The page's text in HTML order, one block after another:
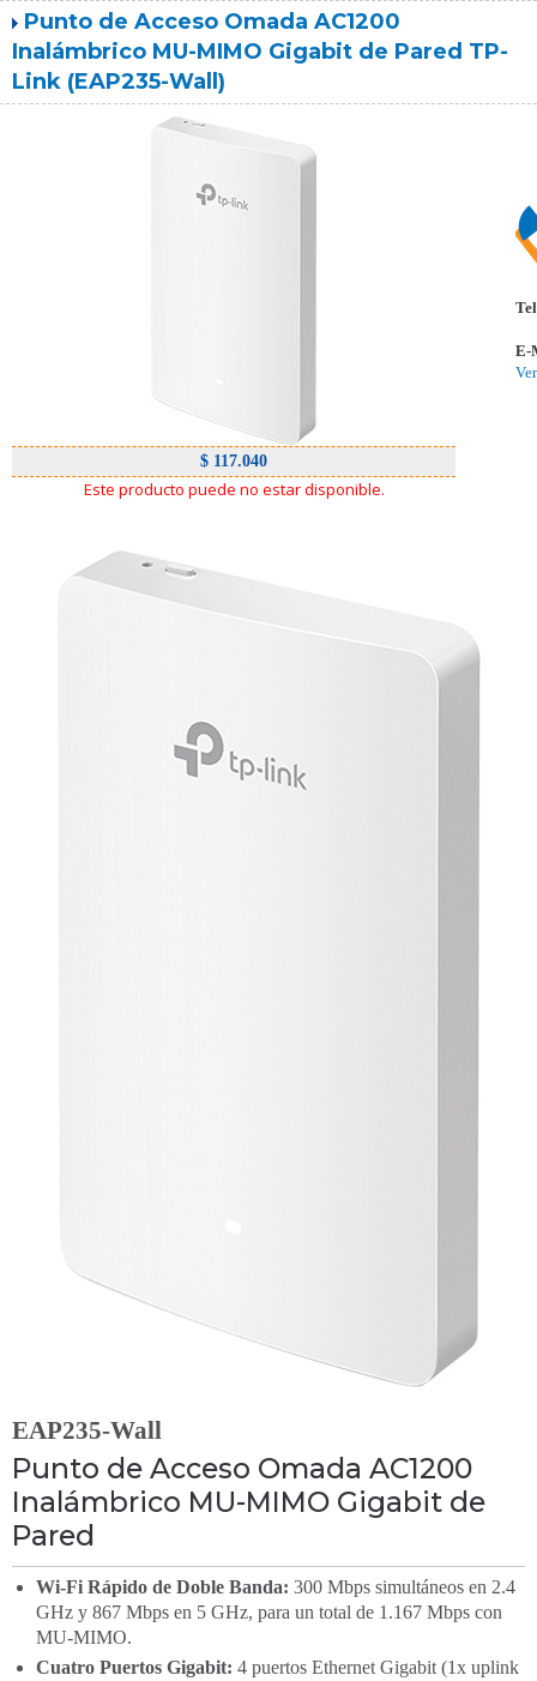
Punto de Acceso Omada AC1200
Inalámbrico MU-MIMO Gigabit de Pared TP-
Link (EAP235-Wall)
$ 117.040
Este producto puede no estar disponible.
Tel
E-
EAP235-Wall
Punto de Acceso Omada AC1200
Inalámbrico MU-MIMO Gigabit de
Pared
Wi-Fi Rápido de Doble Banda: 300 Mbps simultáneos en 2.4
GHz y 867 Mbps en 5 GHz, para un total de 1.167 Mbps con
MU-MIMO.
Cuatro Puertos Gigabit: 4 puertos Ethernet Gigabit (1x uplink